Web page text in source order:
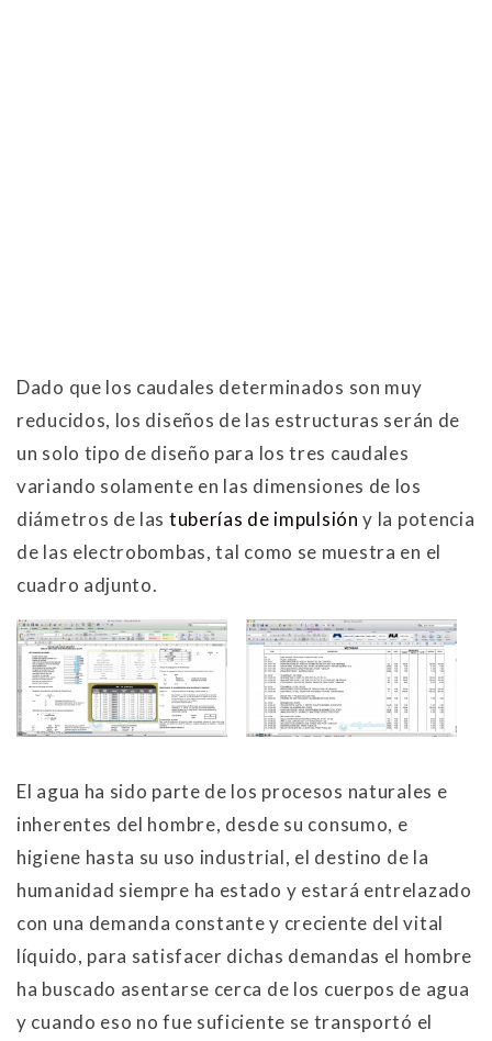
Dado que los caudales determinados son muy
reducidos, los diseños de las estructuras serán de
un solo tipo de diseño para los tres caudales
variando solamente en las dimensiones de los
diámetros de las tuberías de impulsión y la potencia
de las electrobombas, tal como se muestra en el
cuadro adjunto.
El agua ha sido parte de los procesos naturales e
inherentes del hombre, desde su consumo, e
higiene hasta su uso industrial, el destino de la
humanidad siempre ha estado y estará entrelazado
con una demanda constante y creciente del vital
líquido, para satisfacer dichas demandas el hombre
ha buscado asentarse cerca de los cuerpos de agua
y cuando eso no fue suficiente se transportó el